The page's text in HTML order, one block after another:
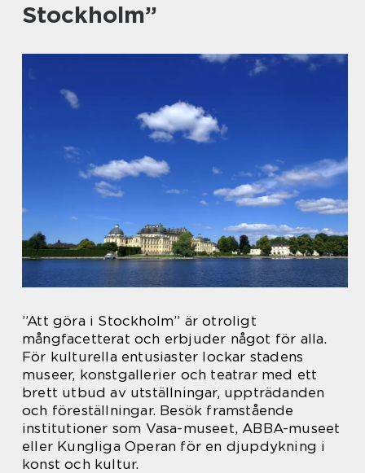
Stockholm”
”Att göra i Stockholm” är otroligt
mångfacetterat och erbjuder något för alla.
För kulturella entusiaster lockar stadens
museer, konstgallerier och teatrar med ett
brett utbud av utställningar, uppträdanden
och föreställningar. Besök framstående
institutioner som Vasa-museet, ABBA-museet
eller Kungliga Operan för en djupdykning i
konst och kultur.